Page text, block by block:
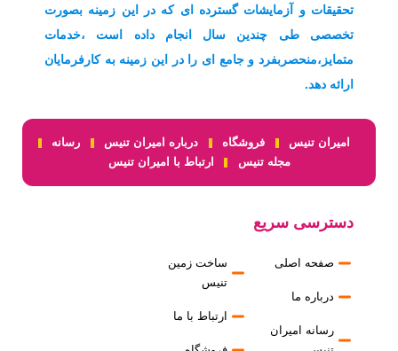
تحقیقات و آزمایشات گسترده ای که در این زمینه بصورت
تخصصی طی چندین سال انجام داده است ،خدمات
متمایز،منحصربفرد و جامع ای را در این زمینه به کارفرمایان
ارائه دهد.
امیران تنیس فروشگاه درباره امیران تنیس
رسانه
مجله تنیس
ارتباط با امیران تنیس
دسترسی سریع
صفحه اصلی
درباره ما
رسانه امیران
ساخت زمین
تنیس
ارتباط با ما